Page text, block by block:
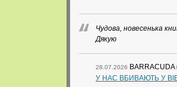
Чудова, новесенька
Дякую
28.07.2026 BARRACUDA
У НАС ВБИВАЮТЬ У